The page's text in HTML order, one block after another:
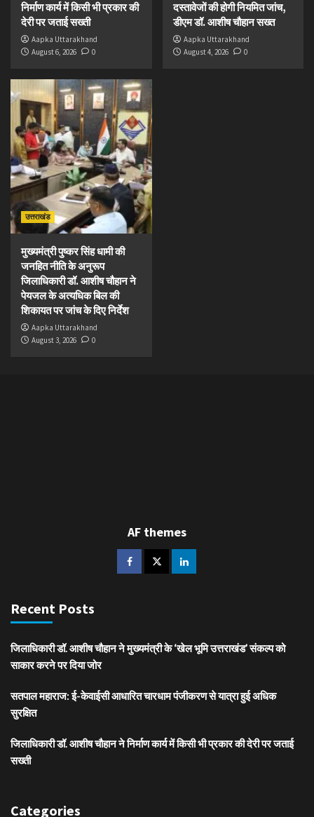
निर्माण कार्य में किसी भी प्रकार की
देरी पर जताई सख्ती
Aapka Uttarakhand
August 6, 2026
0
दस्तावेजों की होगी नियमित जांच,
डीएम डॉ. आशीष चौहान सख्त
Aapka Uttarakhand
August 4, 2026
0
उत्तराखंड
मुख्यमंत्री पुष्कर सिंह धामी की
जनहित नीति के अनुरूप
जिलाधिकारी डॉ. आशीष चौहान ने
पेयजल के अत्यधिक बिल की
शिकायत पर जांच के दिए निर्देश
Aapka Uttarakhand
August 3, 2026
0
AF themes
Recent Posts
जिलाधिकारी डॉ. आशीष चौहान ने मुख्यमंत्री के ‘खेल भूमि उत्तराखंड’ संकल्प को
साकार करने पर दिया जोर
सतपाल महाराज: ई-केवाईसी आधारित चारधाम पंजीकरण से यात्रा हुई अधिक
सुरक्षित
जिलाधिकारी डॉ. आशीष चौहान ने निर्माण कार्य में किसी भी प्रकार की देरी पर जताई
सख्ती
Categories